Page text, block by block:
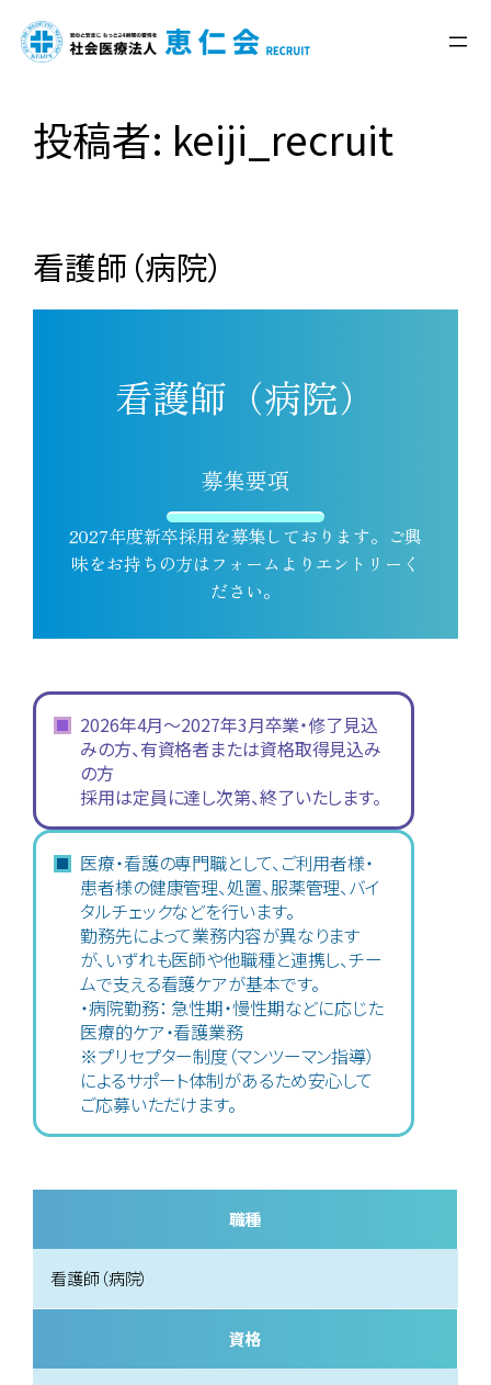
投稿者: keiji_recruit
看護師（病院）
看護師（病院）
募集要項
2027年度新卒採用を募集しております。ご興
味をお持ちの方はフォームよりエントリーく
ださい。
2026年4月〜2027年3月卒業・修了見込
みの方、有資格者または資格取得見込み
の方
採用は定員に達し次第、終了いたします。
医療・看護の専門職として、ご利用者様・
患者様の健康管理、処置、服薬管理、バイ
タルチェックなどを行います。
勤務先によって業務内容が異なります
が、いずれも医師や他職種と連携し、チー
ムで支える看護ケアが基本です。
・病院勤務： 急性期・慢性期などに応じた
医療的ケア・看護業務
※プリセプター制度（マンツーマン指導）
によるサポート体制があるため安心して
ご応募いただけます。
職種
看護師（病院）
資格